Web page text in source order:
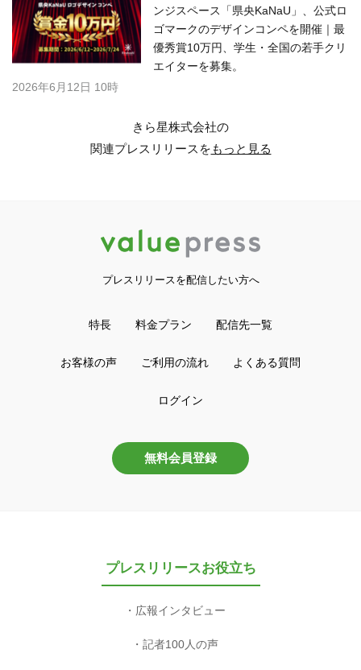
ンジスペース「県央KaNaU」、公式ロ
ゴマークのデザインコンペを開催｜最
優秀賞10万円、学生・全国の若手クリ
エイターを募集。
2026年6月12日 10時
きら星株式会社の
関連プレスリリースをもっと見る
プレスリリースを配信したい方へ
特長 料金プラン 配信先一覧
お客様の声 ご利用の流れ よくある質問
ログイン
無料会員登録
プレスリリースお役立ち
広報インタビュー
記者100人の声